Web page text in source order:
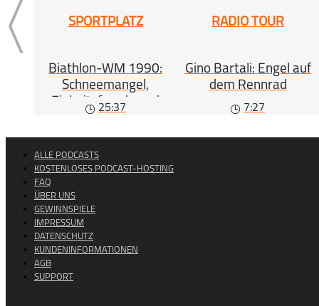
SPORTPLATZ
Biathlon-WM 1990:
Schneemangel,
Einheitsfreude und
Zukunftsängste
25:37
RADIO TOUR
Gino Bartali: Engel auf
dem Rennrad
7:27
ALLE PODCASTS
KOSTENLOSES PODCAST-HOSTING
FAQ
ÜBER UNS
GEWINNSPIELE
IMPRESSUM
DATENSCHUTZ
KUNDENINFORMATIONEN
AGB
SUPPORT